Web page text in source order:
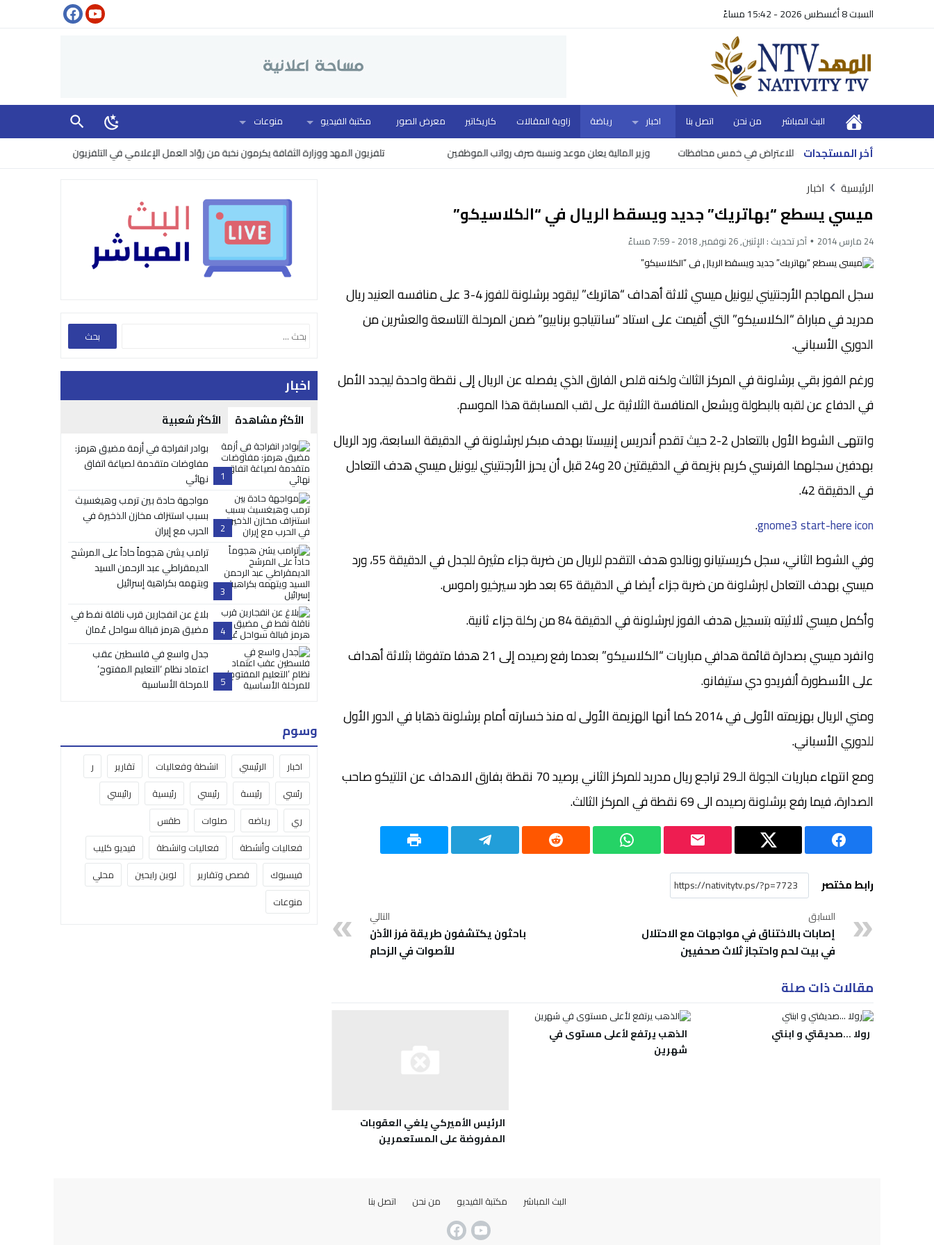
السبت 8 أغسطس 2026 - 15:42 مساءً
البث المباشر من نحن اتصل بنا اخبار رياضة زاوية المقالات كاريكاتير معرض الصور مكتبة الفيديو منوعات
أخر المستجدات تلفزيون المهد ووزارة الثقافة يكرمون نخبة من روّاد العمل الإعلامي في التلفزيون وزير المالية يعلن موعد ونسبة صرف رواتب الموظفين
الرئيسية اخبار
ميسي يسطع “بهاتريك” جديد ويسقط الريال في “الكلاسيكو”
24 مارس 2014 آخر تحديث : الإثنين, 26 نوفمبر, 2018 - 7:59 مساءً
سجل المهاجم الأرجنتيني ليونيل ميسي ثلاثة أهداف “هاتريك” ليقود برشلونة للفوز 4-3 على منافسه العنيد ريال
مدريد في مباراة “الكلاسيكو” التي أقيمت على استاد “سانتياجو برنابيو” ضمن المرحلة التاسعة والعشرين من
الدوري الأسباني.
ورغم الفوز بقي برشلونة في المركز الثالث ولكنه قلص الفارق الذي يفصله عن الريال إلى نقطة واحدة ليجدد الأمل
في الدفاع عن لقبه بالبطولة ويشعل المنافسة الثلاثية على لقب المسابقة هذا الموسم.
وانتهى الشوط الأول بالتعادل 2-2 حيث تقدم أندريس إنييستا بهدف مبكر لبرشلونة في الدقيقة السابعة، ورد الريال
بهدفين سجلهما الفرنسي كريم بنزيمة في الدقيقتين 20 و24 قبل أن يحرز الأرجنتيني ليونيل ميسي هدف التعادل
في الدقيقة 42.
gnome3 start-here icon
.
وفي الشوط الثاني، سجل كريستيانو رونالدو هدف التقدم للريال من ضربة جزاء مثيرة للجدل في الدقيقة 55، ورد
ميسي بهدف التعادل لبرشلونة من ضربة جزاء أيضا في الدقيقة 65 بعد طرد سيرخيو راموس.
وأكمل ميسي ثلاثيته بتسجيل هدف الفوز لبرشلونة في الدقيقة 84 من ركلة جزاء ثانية.
وانفرد ميسي بصدارة قائمة هدافي مباريات “الكلاسيكو” بعدما رفع رصيده إلى 21 هدفا متفوقا بثلاثة أهداف
على الأسطورة ألفريدو دي ستيفانو.
ومني الريال بهزيمته الأولى في 2014 كما أنها الهزيمة الأولى له منذ خسارته أمام برشلونة ذهابا في الدور الأول
للدوري الأسباني.
ومع انتهاء مباريات الجولة الـ29 تراجع ريال مدريد للمركز الثاني برصيد 70 نقطة بفارق الاهداف عن اتلتيكو صاحب
الصدارة، فيما رفع برشلونة رصيده الى 69 نقطة في المركز الثالث.
رابط مختصر
السابق
إصابات بالاختناق في مواجهات مع الاحتلال
في بيت لحم واحتجاز ثلاث صحفيين
التالي
باحثون يكتشفون طريقة فرز الأذن
للأصوات في الزحام
مقالات ذات صلة
رولا …صديقتي و ابنتي
الذهب يرتفع لأعلى مستوى في
شهرين
الرئيس الأميركي يلغي العقوبات
المفروضة على المستعمرين
اخبار
الأكثر مشاهدة الأكثر شعبية
1
بوادر انفراجة في أزمة مضيق هرمز:
مفاوضات متقدمة لصياغة اتفاق
نهائي
2
مواجهة حادة بين ترمب وهيغسيث
بسبب استنزاف مخازن الذخيرة في
الحرب مع إيران
3
ترامب يشن هجوماً حاداً على المرشح
الديمقراطي عبد الرحمن السيد
ويتهمه بكراهية إسرائيل
4
بلاغ عن انفجارين قرب ناقلة نفط في
مضيق هرمز قبالة سواحل عُمان
5
جدل واسع في فلسطين عقب
اعتماد نظام ‘التعليم المفتوح’
للمرحلة الأساسية
وسوم
اخبار الرئيسي انشطة وفعاليات تقارير
ر
رئسي
رئيسة رئيسي رئيسية
رائيسي
ري
رياضه صلوات
طقس
فعاليات وأنشطة
فعاليات وانشطة
فيديو كليب
فيسبوك
قصص وتقارير لوين رايحين
محلي
منوعات
البث المباشر مكتبة الفيديو من نحن اتصل بنا